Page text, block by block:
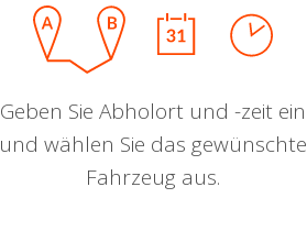
Geben Sie Abholort und -zeit ein
und wählen Sie das gewünschte
Fahrzeug aus.